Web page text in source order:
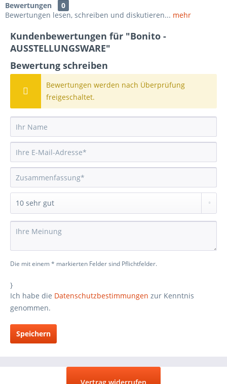
Bewertungen
0
Bewertungen lesen, schreiben und diskutieren... mehr
Kundenbewertungen für "Bonito -
AUSSTELLUNGSWARE"
Bewertung schreiben
Bewertungen werden nach Überprüfung
freigeschaltet.
Die mit einem * markierten Felder sind Pflichtfelder.
}
Ich habe die Datenschutzbestimmungen zur Kenntnis
genommen.
Speichern